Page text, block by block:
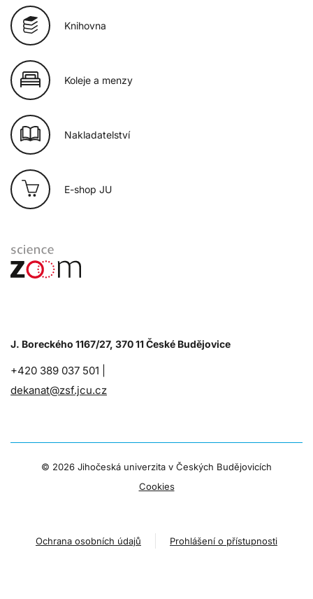
Knihovna
Koleje a menzy
Nakladatelství
E-shop JU
J. Boreckého 1167/27, 370 11 České Budějovice
+420 389 037 501 |
dekanat@zsf.jcu.cz
© 2026 Jihočeská univerzita v Českých Budějovicích
Cookies
Ochrana osobních údajů Prohlášení o přístupnosti